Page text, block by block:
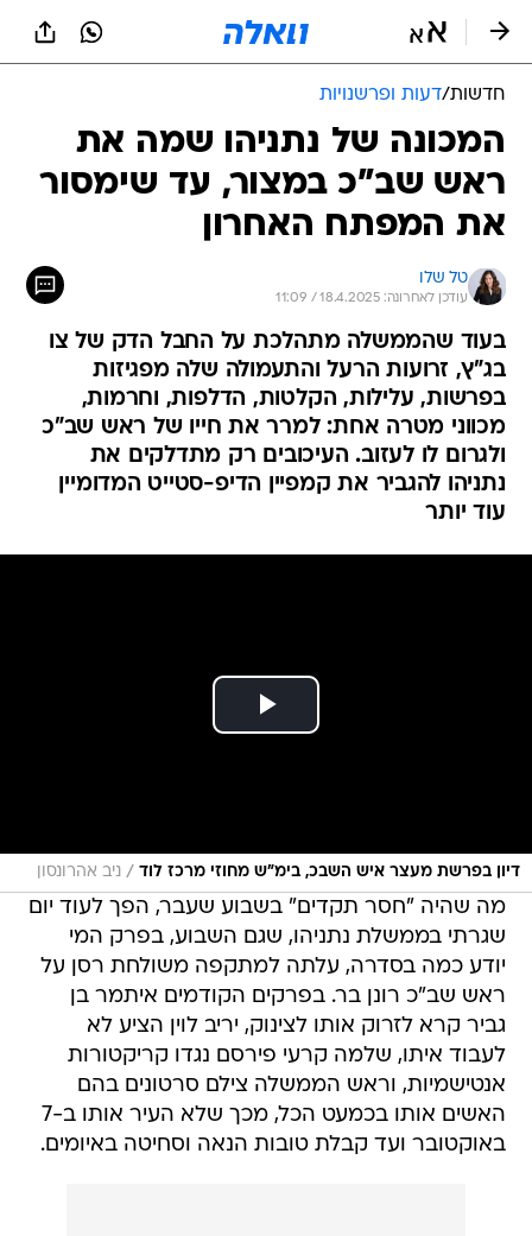
חדשות/דעות ופרשנויות
המכונה של נתניהו שמה את
ראש שב"כ במצור, עד שימסור
את המפתח האחרון
טל שלו
עודכן לאחרונה: 18.4.2025 / 11:09
בעוד שהממשלה מתהלכת על החבל הדק של צו
בג"ץ, זרועות הרעל והתעמולה שלה מפגיזות
בפרשות, עלילות, הקלטות, הדלפות, וחרמות,
מכווני מטרה אחת: למרר את חייו של ראש שב"כ
ולגרום לו לעזוב. העיכובים רק מתדלקים את
נתניהו להגביר את קמפיין הדיפ-סטייט המדומיין
עוד יותר
דיון בפרשת מעצר איש השבכ, בימ"ש מחוזי מרכז לוד / ניב אהרונסון
מה שהיה "חסר תקדים" בשבוע שעבר, הפך לעוד יום
שגרתי בממשלת נתניהו, שגם השבוע, בפרק המי
יודע כמה בסדרה, עלתה למתקפה משולחת רסן על
ראש שב"כ רונן בר. בפרקים הקודמים איתמר בן
גביר קרא לזרוק אותו לצינוק, יריב לוין הציע לא
לעבוד איתו, שלמה קרעי פירסם נגדו קריקטורות
אנטישמיות, וראש הממשלה צילם סרטונים בהם
האשים אותו בכמעט הכל, מכך שלא העיר אותו ב-7
באוקטובר ועד קבלת טובות הנאה וסחיטה באיומים.